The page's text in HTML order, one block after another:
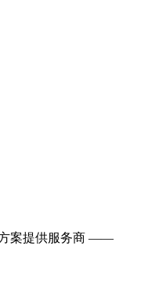
案提供服务商 ——